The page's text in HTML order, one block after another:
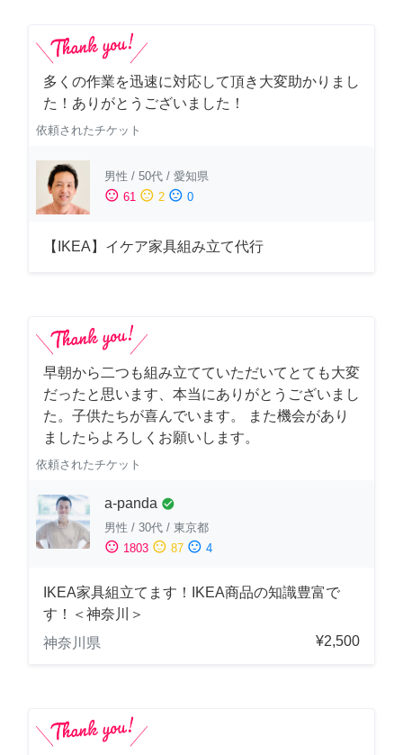
多くの作業を迅速に対応して頂き大変助かりまし
た！ありがとうございました！
依頼されたチケット
男性 / 50代 / 愛知県
sentiment_satisfied 61 sentiment_neutral 2 sentiment_dissatisfied 0
【IKEA】イケア家具組み立て代行
早朝から二つも組み立てていただいてとても大変
だったと思います、本当にありがとうございまし
た。子供たちが喜んでいます。 また機会があり
ましたらよろしくお願いします。
依頼されたチケット
a-panda check_circle
男性 / 30代 / 東京都
sentiment_satisfied 1803 sentiment_neutral 87 sentiment_dissatisfied 4
IKEA家具組立てます！IKEA商品の知識豊富で
す！＜神奈川＞
神奈川県
¥2,500